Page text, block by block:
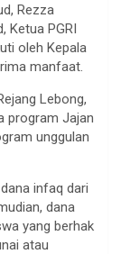
Rezza
Ketua PGRI
oleh Kepala
manfaat.
Lebong,
program Jajan
unggulan
infaq dari
dana
yang berhak
atau